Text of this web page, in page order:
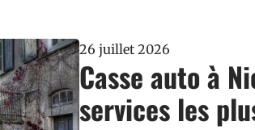
26 juillet 2026
Casse auto à
services les